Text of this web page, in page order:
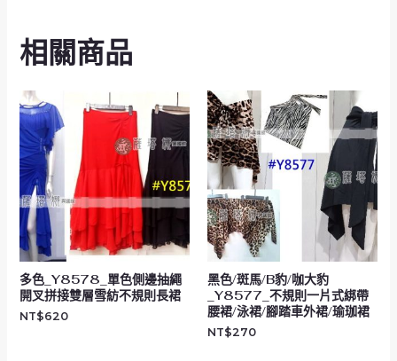
相關商品
多色_Y8578_單色側邊抽繩
開叉拼接雙層雪紡不規則長裙
NT$620
黑色/斑馬/B豹/咖大豹
_Y8577_不規則一片式綁帶
腰裙/泳裙/腳踏車外裙/瑜珈裙
NT$270